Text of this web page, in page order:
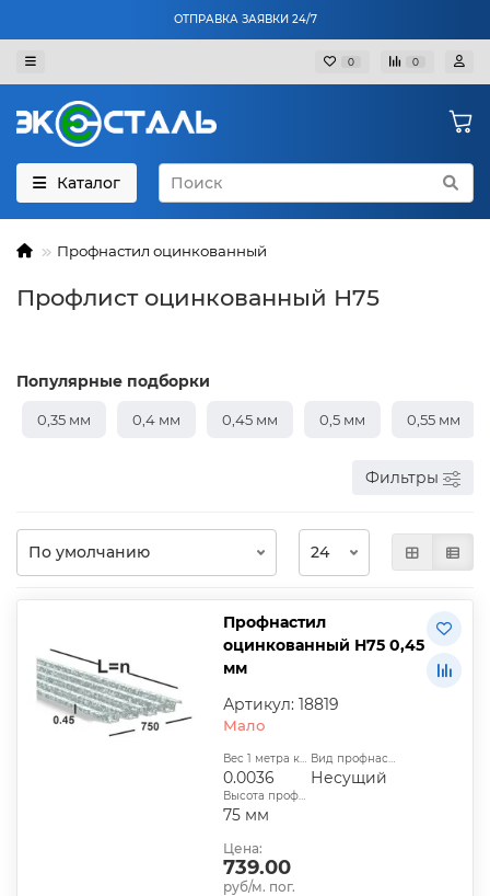
ОТПРАВКА ЗАЯВКИ 24/7
0 0
Каталог
Профнастил оцинкованный
Профлист оцинкованный Н75
Популярные подборки
0,35 мм 0,4 мм 0,45 мм 0,5 мм 0,55 мм
Фильтры
Профнастил
оцинкованный Н75 0,45
мм
Артикул: 18819
Мало
Вес 1 метра квадратного, т:
0.0036
Вид профнастила:
Несущий
Высота профиля:
75 мм
Цена:
739.00
руб/м. пог.